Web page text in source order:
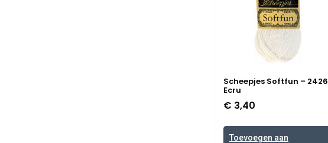
Scheepjes Softfun – 2426
Ecru
€ 3,40
Toevoegen aan